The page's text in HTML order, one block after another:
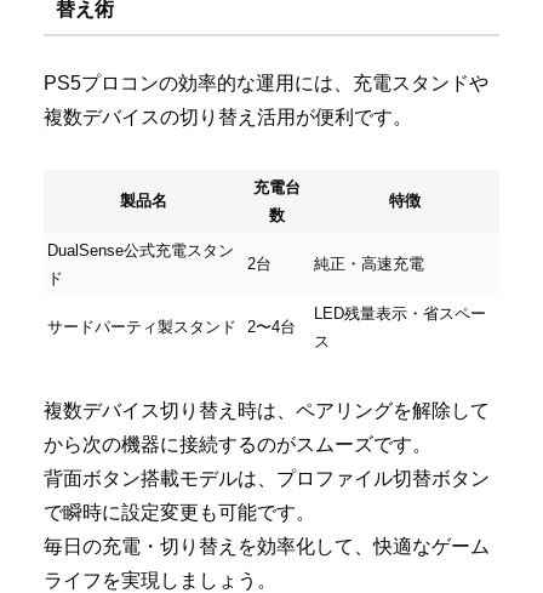
替え術
PS5プロコンの効率的な運用には、充電スタンドや
複数デバイスの切り替え活用が便利です。
製品名
充電台
数
特徴
DualSense公式充電スタン
ド
2台 純正・高速充電
サードパーティ製スタンド 2〜4台
LED残量表示・省スペー
ス
複数デバイス切り替え時は、ペアリングを解除して
から次の機器に接続するのがスムーズです。
背面ボタン搭載モデルは、プロファイル切替ボタン
で瞬時に設定変更も可能です。
毎日の充電・切り替えを効率化して、快適なゲーム
ライフを実現しましょう。